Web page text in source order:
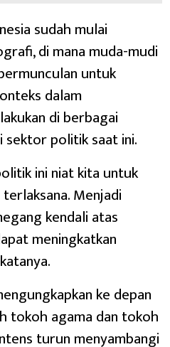
sudah mulai
di mana muda-mudi
untuk
dalam
di berbagai
politik saat ini.
ini niat kita untuk
Menjadi
kendali atas
meningkatkan
ke depan
tokoh agama dan tokoh
turun menyambangi